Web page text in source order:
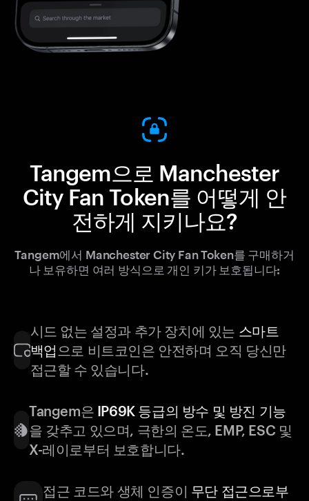
Tangem으로 Manchester
City Fan Token를 어떻게 안
전하게 지키나요?
Tangem에서 Manchester City Fan Token를 구매하거
나 보유하면 여러 방식으로 개인 키가 보호됩니다:
시드 없는 설정과 추가 장치에 있는 스마트
백업 으로 비트코인은 안전하며 오직 당신만
접근할 수 있습니다.
Tangem은 IP69K 등급의 방수 및 방진 기능
을 갖추고 있으며, 극한의 온도, EMP, ESC 및
X-레이로부터 보호합니다.
접근 코드와 생체 인증이 무단 접근으로부